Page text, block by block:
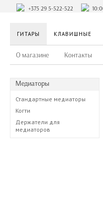
+375 29 5-522-522
ГИТАРЫ КЛАВИШНЫЕ
О магазине Контакты
Медиаторы
Стандартные медиаторы
Когти
Держатели для
медиаторов